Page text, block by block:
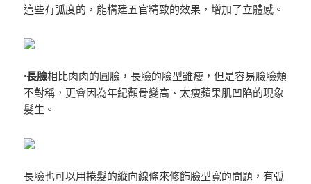
這些有弧度的，能構建五官精致的效果，增加了立體感。
·長臉相比肉肉的圓臉，長臉的臉型雖瘦，但是容易臉臉頰
不對稱，更會因為年紀顴骨變高、太瘦蘋果肌凹陷的現象
髮生。
長臉也可以用捲髮的縱向線條來修飾臉型寬的問題，有弧